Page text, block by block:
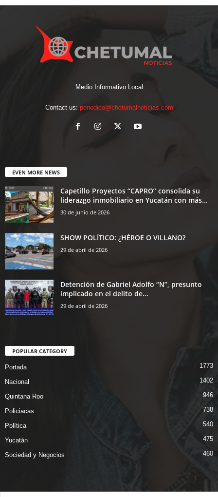
Medio Informativo Local
Contact us: periodico@chetumalnoticias.com
EVEN MORE NEWS
Capetillo Proyectos “CAPRO” consolida su
liderazgo inmobiliario en Yucatán con más...
30 de junio de 2026
SHOW POLÍTICO: ¿HÉROE O VILLANO?
29 de abril de 2026
Detención de Gabriel Adolfo “N”, presunto
implicado en el delito de...
29 de abril de 2026
POPULAR CATEGORY
Portada 1773
Nacional 1402
Quintana Roo 946
Policiacas 738
Política 540
Yucatán 475
Sociedad y Negocios 460